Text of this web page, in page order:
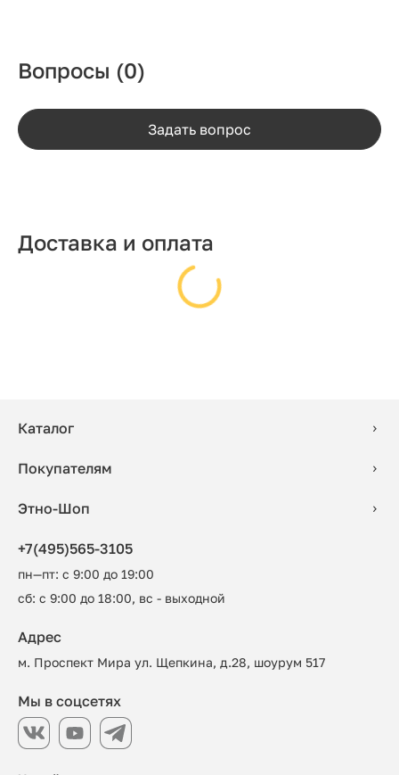
Вопросы (0)
Задать вопрос
Доставка и оплата
Каталог
Покупателям
Этно-Шоп
+7(495)565-3105
пн—пт: с 9:00 до 19:00
сб: с 9:00 до 18:00, вс - выходной
Адрес
м. Проспект Мира ул. Щепкина, д.28, шоурум 517
Мы в соцсетях